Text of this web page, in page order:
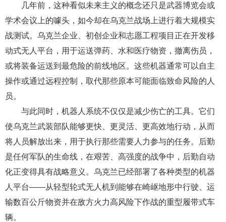
几年前，这种看似未来主义的概念还只是武器博览会或
学术会议上的噱头，如今却在乌克兰战场上进行着大规模实
战测试。乌克兰企业、初创企业和志愿工程项目正在开发移
动式无人平台，用于运送弹药、水和医疗物资，撤离伤员，
或将装备运送到最危险的前线地区。这些机器通常可以自主
操作或通过远程控制，取代那些原本可能面临致命风险的人
员。
与此同时，机器人系统不仅仅是减少伤亡的工具。它们
使乌克兰武装部队能够更快、更灵活、更高效地行动，从而
将人员解放出来，用于执行那些需要人力参与的任务。后勤
是任何军队的生命线，在艰苦、高强度的战争中，后勤自动
化正变得具有战略意义。乌克兰已经部署了各种类型的机器
人平台——从轻型轮式无人机到能够在崎岖地形中行驶、运
输数百公斤物资并在敌方火力高风险下作战的重型履带式车
辆。